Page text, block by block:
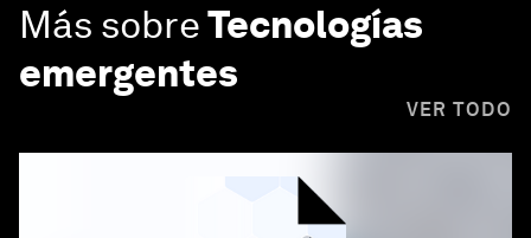
Más sobreTecnologías
emergentes
VER TODO